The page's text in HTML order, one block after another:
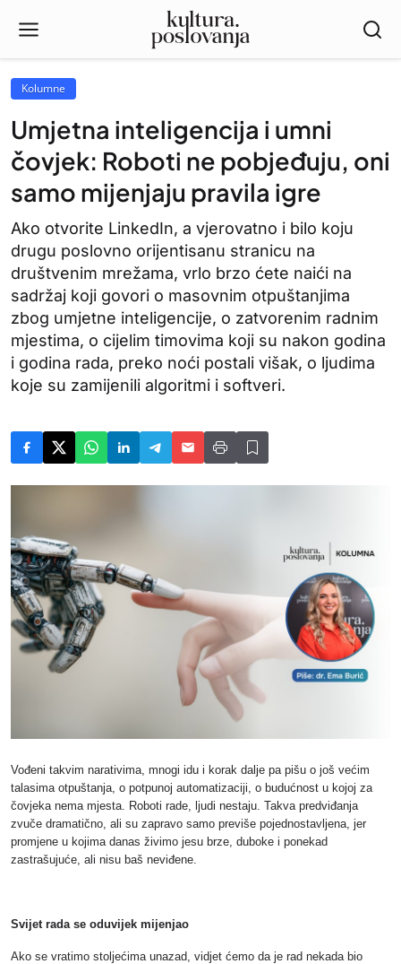
Kolumne
Umjetna inteligencija i umni
čovjek: Roboti ne pobjeđuju, oni
samo mijenjaju pravila igre
Ako otvorite LinkedIn, a vjerovatno i bilo koju
drugu poslovno orijentisanu stranicu na
društvenim mrežama, vrlo brzo ćete naići na
sadržaj koji govori o masovnim otpuštanjima
zbog umjetne inteligencije, o zatvorenim radnim
mjestima, o cijelim timovima koji su nakon godina
i godina rada, preko noći postali višak, o ljudima
koje su zamijenili algoritmi i softveri.
Vođeni takvim narativima, mnogi idu i korak dalje pa pišu o još većim
talasima otpuštanja, o potpunoj automatizaciji, o budućnost u kojoj za
čovjeka nema mjesta. Roboti rade, ljudi nestaju. Takva predviđanja
zvuče dramatično, ali su zapravo samo previše pojednostavljena, jer
promjene u kojima danas živimo jesu brze, duboke i ponekad
zastrašujuće, ali nisu baš neviđene.
Svijet rada se oduvijek mijenjao
Ako se vratimo stoljećima unazad, vidjet ćemo da je rad nekada bio